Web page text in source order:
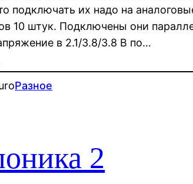
подключать их надо на
10 штук. Подключены они
в 2.1/3.8/3.8 В по…
Разное
2